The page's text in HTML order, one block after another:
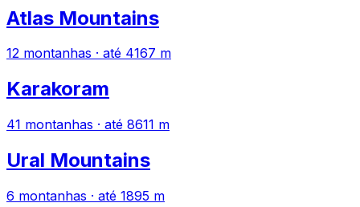
Atlas Mountains
12 montanhas · até 4167 m
Karakoram
41 montanhas · até 8611 m
Ural Mountains
6 montanhas · até 1895 m